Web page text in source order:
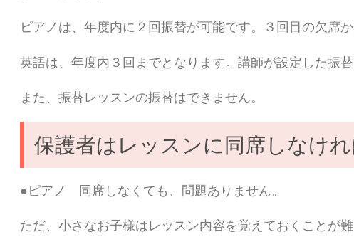
ピアノは、年度内に２回振替が可能です。３回目の欠席
英語は、年度内３回までとなります。講師が設定した振替
また、振替レッスンの振替はできません。
保護者はレッスンに同席しなけ
●ピアノ 同席しなくても、問題ありません。
ただ、小さなお子様はレッスン内容を覚えておくことが